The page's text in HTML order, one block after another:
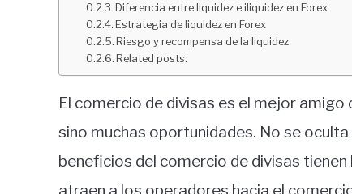
Diferencia entre liquidez e iliquidez en Forex
Estrategia de liquidez en Forex
Riesgo y recompensa de la liquidez
Related posts:
El comercio de divisas es el mejor
sino muchas oportunidades. No se
beneficios del comercio de divisas